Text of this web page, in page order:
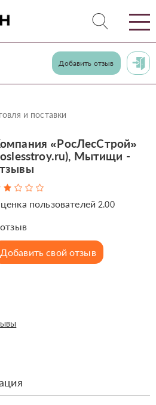
Добавить отзыв
и поставки
«РосЛесСтрой»
Мытищи -
пользователей 2.00
отзыв
Добавить свой отзыв